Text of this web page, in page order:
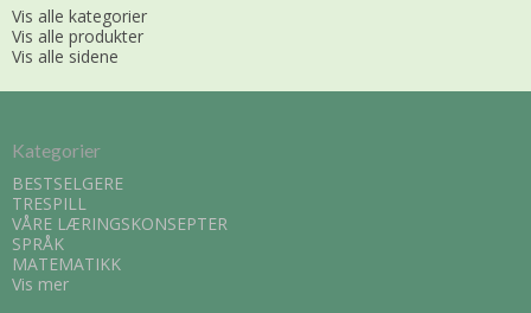
Vis alle kategorier
Vis alle produkter
Vis alle sidene
Kategorier
BESTSELGERE
TRESPILL
VÅRE LÆRINGSKONSEPTER
SPRÅK
MATEMATIKK
Vis mer